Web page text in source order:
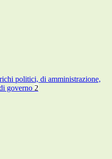
politici, di amministrazione,
governo 2